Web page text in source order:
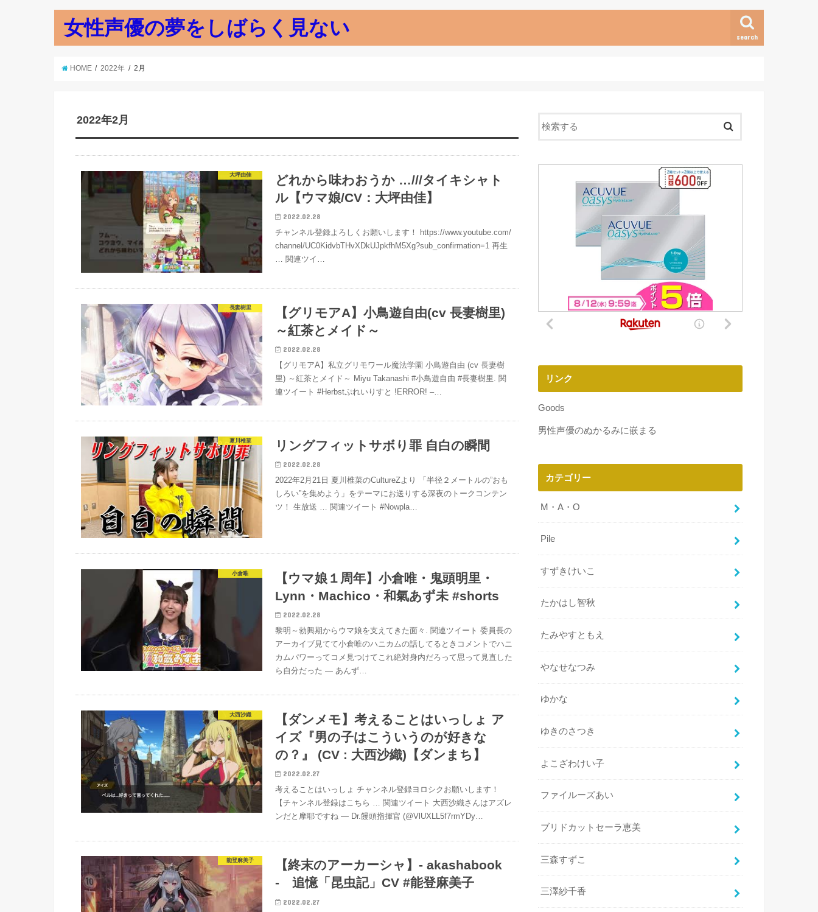
女性声優の夢をしばらく見ない search
HOME 2022年 2月
2022年2月
大坪由佳
どれから味わおうか …///タイキシャト
ル【ウマ娘/CV：大坪由佳】
2022.02.28
チャンネル登録よろしくお願いします！ https://www.youtube.com/
channel/UC0KidvbTHvXDkUJpkfhM5Xg?sub_confirmation=1 再生
… 関連ツイ…
長妻樹里
【グリモアA】小鳥遊自由(cv 長妻樹里)
～紅茶とメイド～
2022.02.28
【グリモアA】私立グリモワール魔法学園 小鳥遊自由 (cv 長妻樹
里) ～紅茶とメイド～ Miyu Takanashi #小鳥遊自由 #長妻樹里. 関
連ツイート #Herbstぷれいりすと !ERROR! –…
夏川椎菜 リングフィットサボり罪 自白の瞬間
2022.02.28
2022年2月21日 夏川椎菜のCultureZより 「半径２メートルの”おも
しろい”を集めよう」をテーマにお送りする深夜のトークコンテン
ツ！ 生放送 … 関連ツイート #Nowpla…
小倉唯
【ウマ娘１周年】小倉唯・鬼頭明里・
Lynn・Machico・和氣あず未 #shorts
2022.02.28
黎明～勃興期からウマ娘を支えてきた面々. 関連ツイート 委員長の
アーカイブ見てて小倉唯のハニカムの話してるときコメントでハニ
カムパワーってコメ見つけてこれ絶対身内だろって思って見直した
ら自分だった — あんず…
大西沙織
【ダンメモ】考えることはいっしょ ア
イズ『男の子はこういうのが好きな
の？』 (CV : 大西沙織)【ダンまち】
2022.02.27
考えることはいっしょ チャンネル登録ヨロシクお願いします！
【チャンネル登録はこちら … 関連ツイート 大西沙織さんはアズレ
ンだと摩耶ですね — Dr.饅頭指揮官 (@VlUXLL5f7rmYDy…
能登麻美子
【終末のアーカーシャ】- akashabook
- 追憶「昆虫記」CV #能登麻美子
2022.02.27
リンク
Goods
男性声優のぬかるみに嵌まる
カテゴリー
M・A・O
Pile
すずきけいこ
たかはし智秋
たみやすともえ
やなせなつみ
ゆかな
ゆきのさつき
よこざわけい子
ファイルーズあい
ブリドカットセーラ恵美
三森すずこ
三澤紗千香